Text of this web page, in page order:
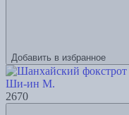
Добавить в избранное
Ши-ин М.
2670